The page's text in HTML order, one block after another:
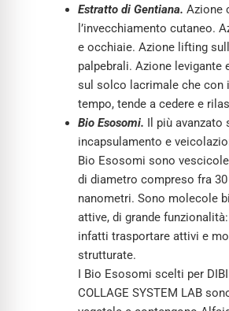
Estratto di Gentiana. Azione
l’invecchiamento cutaneo.
e occhiaie. Azione lifting
palpebrali. Azione levigante
sul solco lacrimale che con
tempo, tende a cedere e
Bio Esosomi. Il più avanzato
incapsulamento e
Bio Esosomi sono
di diametro compreso fra 30
nanometri. Sono molecole
attive, di grande
infatti trasportare attivi e
strutturate.
I Bio Esosomi scelti per
COLLAGE SYSTEM LAB